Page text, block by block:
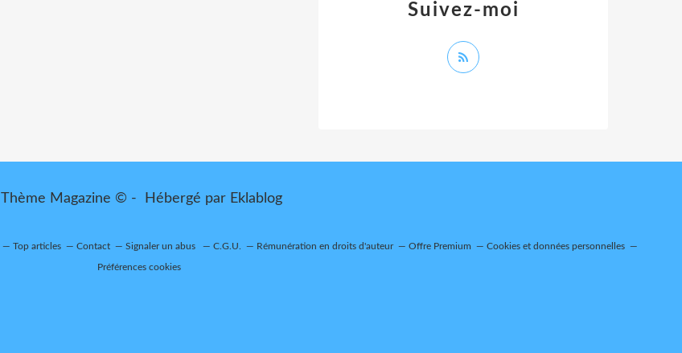
Suivez-moi
Thème Magazine © - Hébergé par Eklablog
Top articles Contact Signaler un abus C.G.U. Rémunération en droits d'auteur Offre Premium Cookies et données personnelles
Préférences cookies